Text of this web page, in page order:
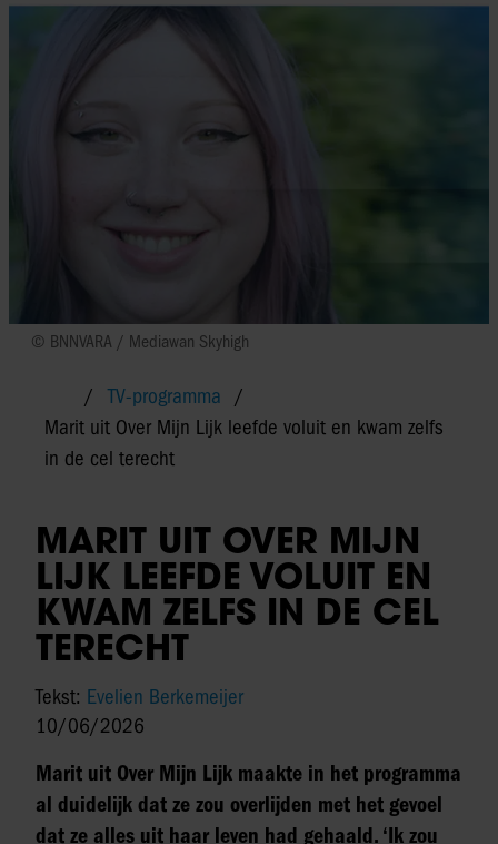
© BNNVARA / Mediawan Skyhigh
TV-programma
Marit uit Over Mijn Lijk leefde voluit en kwam zelfs
in de cel terecht
MARIT UIT OVER MIJN
LIJK LEEFDE VOLUIT EN
KWAM ZELFS IN DE CEL
TERECHT
Tekst: Evelien Berkemeijer
10/06/2026
Marit uit Over Mijn Lijk maakte in het programma
al duidelijk dat ze zou overlijden met het gevoel
dat ze alles uit haar leven had gehaald. ‘Ik zou